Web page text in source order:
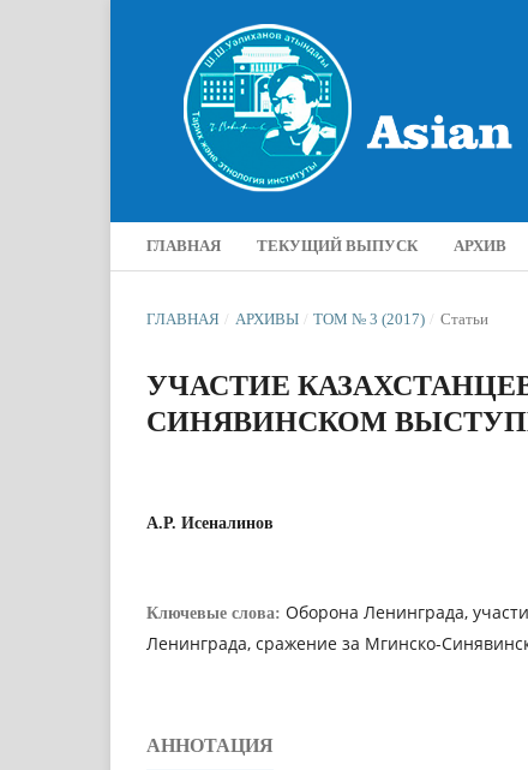
ГЛАВНАЯ ТЕКУЩИЙ ВЫПУСК АРХИВ
ГЛАВНАЯ / АРХИВЫ / ТОМ № 3 (2017) / Статьи
УЧАСТИЕ
СИНЯВИНСКОМ
А.Р. Исеналинов
Ключевые слова: Оборона Ленинграда,
Ленинграда, сражение за Мгинско-
АННОТАЦИЯ